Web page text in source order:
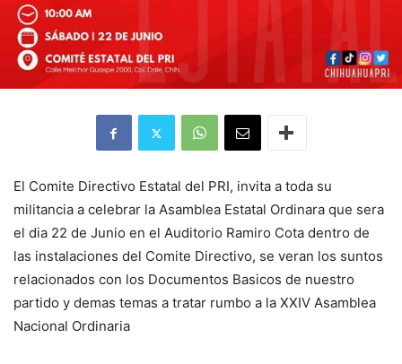
El Comite Directivo Estatal del PRI, invita a toda su
militancia a celebrar la Asamblea Estatal Ordinara que sera
el dia 22 de Junio en el Auditorio Ramiro Cota dentro de
las instalaciones del Comite Directivo, se veran los suntos
relacionados con los Documentos Basicos de nuestro
partido y demas temas a tratar rumbo a la XXIV Asamblea
Nacional Ordinaria